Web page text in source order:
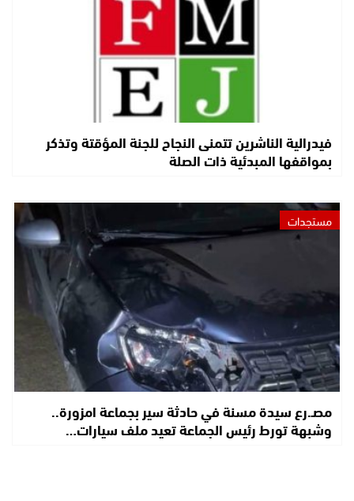
فيدرالية الناشرين تتمنى النجاح للجنة المؤقتة وتذكر
بمواقفها المبدئية ذات الصلة
مستجدات
مصـ.رع سيدة مسنة في حادثة سير بجماعة امزورة..
وشبهة تورط رئيس الجماعة تعيد ملف سيارات…